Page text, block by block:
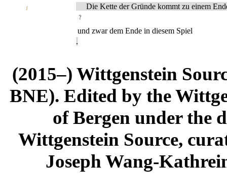
∫ Die Kette der Gründe kommt zu einem
﹖
und zwar dem Ende in diesem Spiel
.
(2015–) Wittgenstein
BNE). Edited by the
of Bergen under the
Wittgenstein Source,
Joseph Wang-